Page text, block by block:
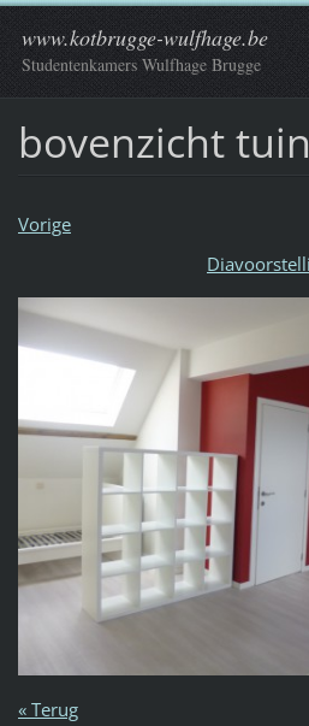
www.kotbrugge-wulfhage.be
Studentenkamers Wulfhage Brugge
bovenzicht tuin
Vorige
« Terug